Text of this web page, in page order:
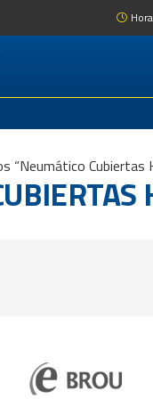
“Neumático Cubiertas